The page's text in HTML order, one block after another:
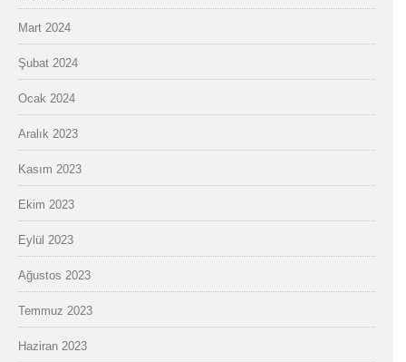
Mart 2024
Şubat 2024
Ocak 2024
Aralık 2023
Kasım 2023
Ekim 2023
Eylül 2023
Ağustos 2023
Temmuz 2023
Haziran 2023